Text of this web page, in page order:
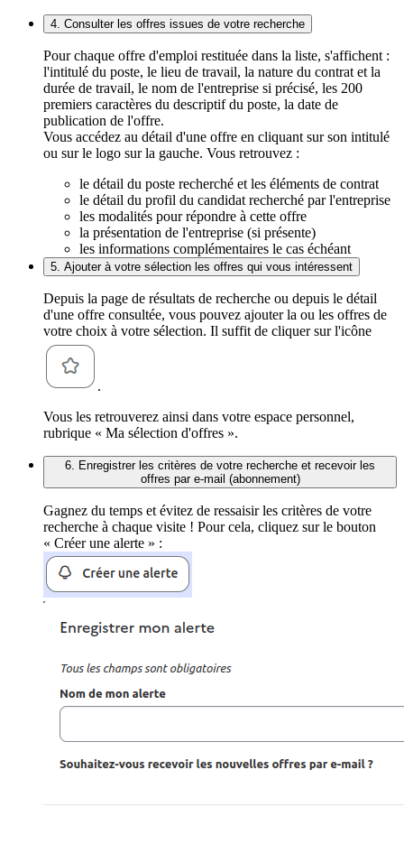
4. Consulter les offres issues de votre recherche
Pour chaque offre d'emploi restituée dans la liste, s'affichent :
l'intitulé du poste, le lieu de travail, la nature du contrat et la
durée de travail, le nom de l'entreprise si précisé, les 200
premiers caractères du descriptif du poste, la date de
publication de l'offre.
Vous accédez au détail d'une offre en cliquant sur son intitulé
ou sur le logo sur la gauche. Vous retrouvez :
le détail du poste recherché et les éléments de contrat
le détail du profil du candidat recherché par l'entreprise
les modalités pour répondre à cette offre
la présentation de l'entreprise (si présente)
les informations complémentaires le cas échéant
5. Ajouter à votre sélection les offres qui vous intéressent
Depuis la page de résultats de recherche ou depuis le détail
d'une offre consultée, vous pouvez ajouter la ou les offres de
votre choix à votre sélection. Il suffit de cliquer sur l'icône
.
Vous les retrouverez ainsi dans votre espace personnel,
rubrique « Ma sélection d'offres ».
6. Enregistrer les critères de votre recherche et recevoir les
offres par e-mail (abonnement)
Gagnez du temps et évitez de ressaisir les critères de votre
recherche à chaque visite ! Pour cela, cliquez sur le bouton
« Créer une alerte » :